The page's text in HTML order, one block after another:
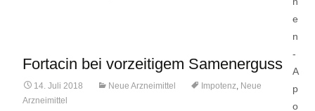
Fortacin bei vorzeitigem Samenerguss
14. Juli 2018 Neue Arzneimittel Impotenz, Neue
Arzneimittel